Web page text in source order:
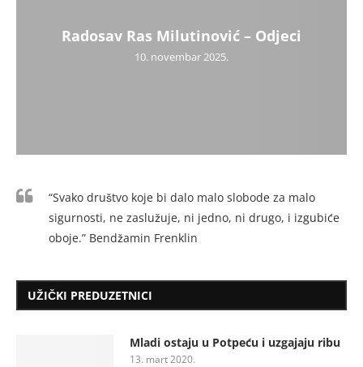
Radosav Ras Milutinović – Odjeci
10. novembar 2025.
“Svako društvo koje bi dalo malo slobode za malo
sigurnosti, ne zaslužuje, ni jedno, ni drugo, i izgubiće
oboje.” Bendžamin Frenklin
UŽIČKI PREDUZETNICI
Mladi ostaju u Potpeću i uzgajaju ribu
13. mart 2020.